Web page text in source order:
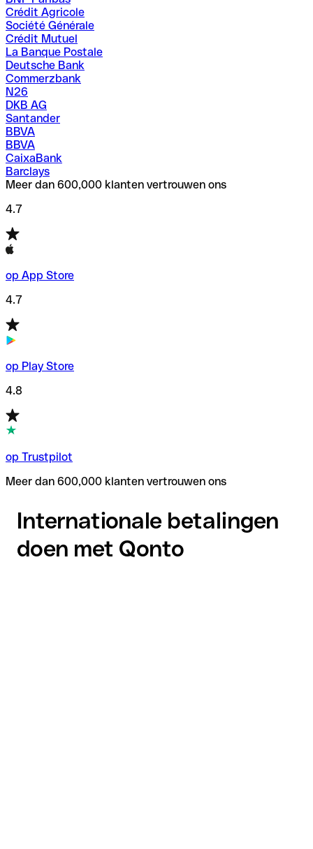
Crédit Agricole
Société Générale
Crédit Mutuel
La Banque Postale
Deutsche Bank
Commerzbank
N26
DKB AG
Santander
BBVA
BBVA
CaixaBank
Barclays
Meer dan 600,000 klanten vertrouwen ons
4.7
op App Store
4.7
op Play Store
4.8
op Trustpilot
Meer dan 600,000 klanten vertrouwen ons
Internationale betalingen
doen met Qonto